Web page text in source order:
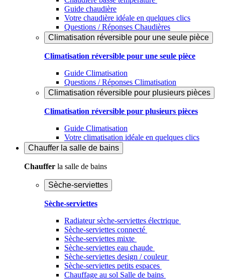
Guide chaudière
Votre chaudière idéale en quelques clics
Questions / Réponses Chaudières
Climatisation réversible pour une seule pièce
Climatisation réversible pour une seule pièce
Guide Climatisation
Questions / Réponses Climatisation
Climatisation réversible pour plusieurs pièces
Climatisation réversible pour plusieurs pièces
Guide Climatisation
Votre climatisation idéale en quelques clics
Chauffer la salle de bains
Chauffer la salle de bains
Sèche-serviettes
Sèche-serviettes
Radiateur sèche-serviettes électrique
Sèche-serviettes connecté
Sèche-serviettes mixte
Sèche-serviettes eau chaude
Sèche-serviettes design / couleur
Sèche-serviettes petits espaces
Chauffage au sol Salle de bains